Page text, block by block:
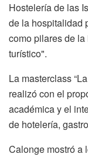
Hostelería de las
de la hospitalidad
como pilares de
turístico".
La masterclass
realizó con el
académica y el
de hotelería,
Calonge mostró a